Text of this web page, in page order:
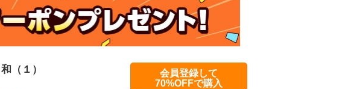
（１）
会員登録して
70%OFFで購入